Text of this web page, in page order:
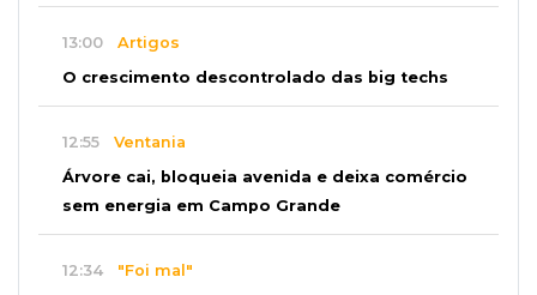
13:00 Artigos
O crescimento descontrolado das big techs
12:55 Ventania
Árvore cai, bloqueia avenida e deixa comércio
sem energia em Campo Grande
12:34 "Foi mal"